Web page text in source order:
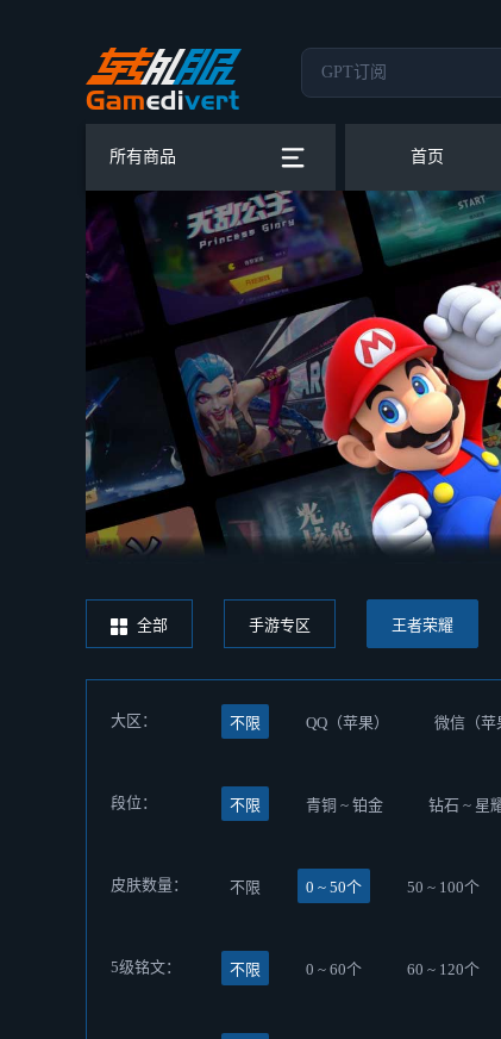
所有商品 首页
全部 手游专区 王者荣耀
大区： 不限 QQ（苹果） 微信（苹
段位： 不限 青铜 ~ 铂金 钻石 ~ 星
皮肤数量： 不限 0 ~ 50个 50 ~ 100个
5级铭文： 不限 0 ~ 60个 60 ~ 120个